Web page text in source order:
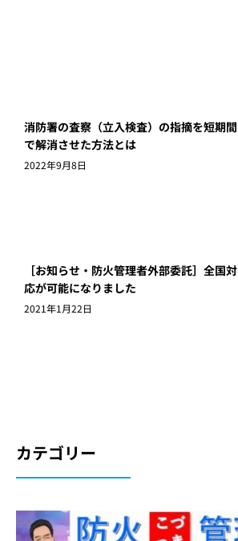
消防署の査察（立入検査）の指摘を短期間
で解消させた方法とは
2022年9月8日
［お知らせ・防火管理者外部委託］全国対
応が可能になりました
2021年1月22日
カテゴリー